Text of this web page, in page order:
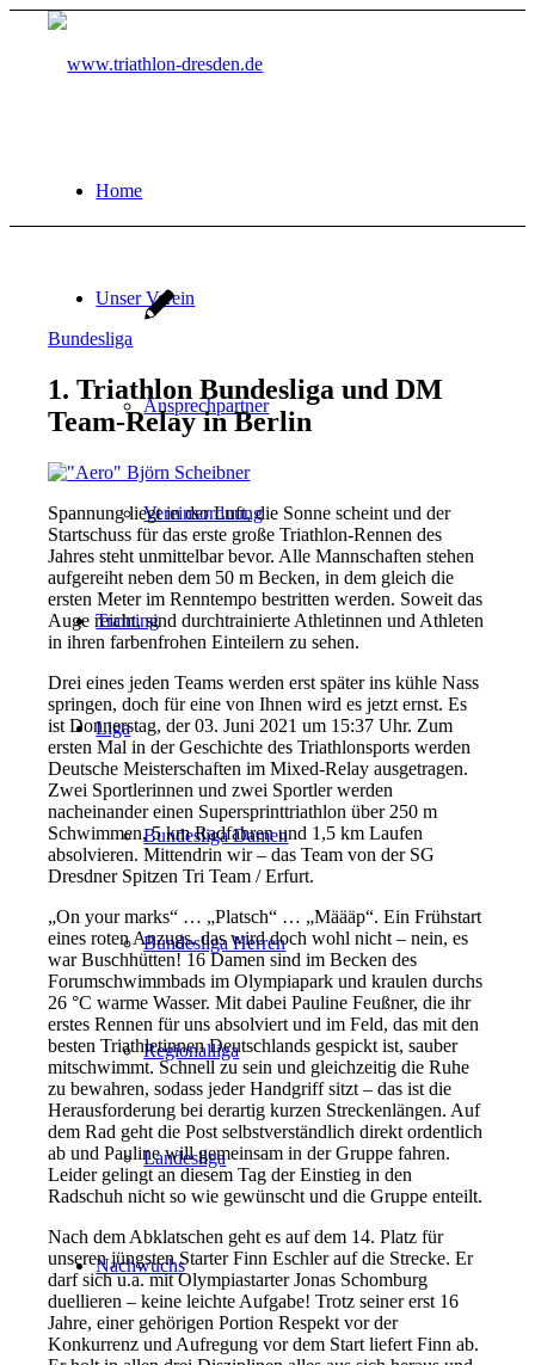
Home
Unser Verein
Ansprechpartner
Vereinsordnung
Training
Liga
Bundesliga Damen
Bundesliga Herren
Regionalliga
Landesliga
Nachwuchs
Bundesliga
1. Triathlon Bundesliga und DM
Team-Relay in Berlin
Spannung liegt in der Luft, die Sonne scheint und der
Startschuss für das erste große Triathlon-Rennen des
Jahres steht unmittelbar bevor. Alle Mannschaften stehen
aufgereiht neben dem 50 m Becken, in dem gleich die
ersten Meter im Renntempo bestritten werden. Soweit das
Auge reicht, sind durchtrainierte Athletinnen und Athleten
in ihren farbenfrohen Einteilern zu sehen.
Drei eines jeden Teams werden erst später ins kühle Nass
springen, doch für eine von Ihnen wird es jetzt ernst. Es
ist Donnerstag, der 03. Juni 2021 um 15:37 Uhr. Zum
ersten Mal in der Geschichte des Triathlonsports werden
Deutsche Meisterschaften im Mixed-Relay ausgetragen.
Zwei Sportlerinnen und zwei Sportler werden
nacheinander einen Supersprinttriathlon über 250 m
Schwimmen, 5 km Radfahren und 1,5 km Laufen
absolvieren. Mittendrin wir – das Team von der SG
Dresdner Spitzen Tri Team / Erfurt.
„On your marks“ … „Platsch“ … „Määäp“. Ein Frühstart
eines roten Anzugs, das wird doch wohl nicht – nein, es
war Buschhütten! 16 Damen sind im Becken des
Forumschwimmbads im Olympiapark und kraulen durchs
26 °C warme Wasser. Mit dabei Pauline Feußner, die ihr
erstes Rennen für uns absolviert und im Feld, das mit den
besten Triathletinnen Deutschlands gespickt ist, sauber
mitschwimmt. Schnell zu sein und gleichzeitig die Ruhe
zu bewahren, sodass jeder Handgriff sitzt – das ist die
Herausforderung bei derartig kurzen Streckenlängen. Auf
dem Rad geht die Post selbstverständlich direkt ordentlich
ab und Pauline will gemeinsam in der Gruppe fahren.
Leider gelingt an diesem Tag der Einstieg in den
Radschuh nicht so wie gewünscht und die Gruppe enteilt.
Nach dem Abklatschen geht es auf dem 14. Platz für
unseren jüngsten Starter Finn Eschler auf die Strecke. Er
darf sich u.a. mit Olympiastarter Jonas Schomburg
duellieren – keine leichte Aufgabe! Trotz seiner erst 16
Jahre, einer gehörigen Portion Respekt vor der
Konkurrenz und Aufregung vor dem Start liefert Finn ab.